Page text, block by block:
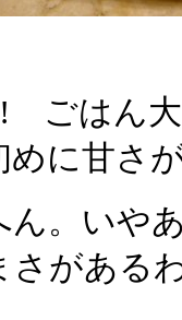
はん大
めに甘さ
ん。いや
があるわ